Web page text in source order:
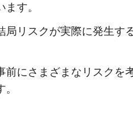
す。
局リスクが実際に発生す
前にさまざまなリスクを